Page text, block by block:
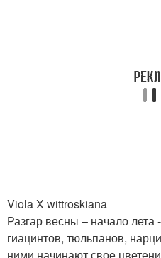
Viola X wittroskiana
Разгар весны – начало
гиацинтов, тюльпанов,